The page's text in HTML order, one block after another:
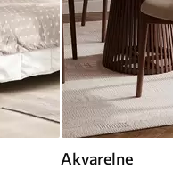
Akvarelne